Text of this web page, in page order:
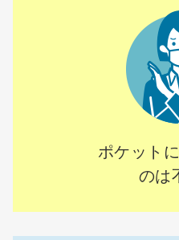
ポケット
のは